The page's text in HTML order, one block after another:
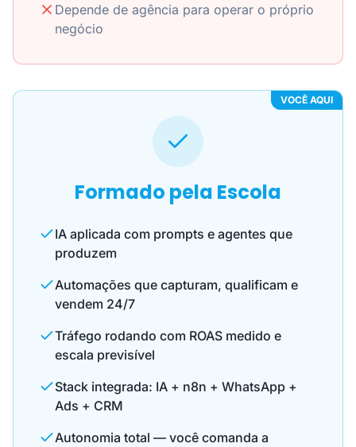
Depende de agência para operar o próprio
negócio
VOCÊ AQUI
Formado pela Escola
IA aplicada com prompts e agentes que
produzem
Automações que capturam, qualificam e
vendem 24/7
Tráfego rodando com ROAS medido e
escala previsível
Stack integrada: IA + n8n + WhatsApp +
Ads + CRM
Autonomia total — você comanda a